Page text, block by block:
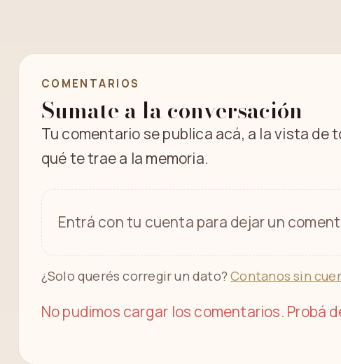
COMENTARIOS
Sumate a la conversación
Tu comentario se publica acá, a la vista de
qué te trae a la memoria.
Entrá con tu cuenta para dejar un
¿Solo querés corregir un dato?Contanos sin
No pudimos cargar los comentarios. Probá